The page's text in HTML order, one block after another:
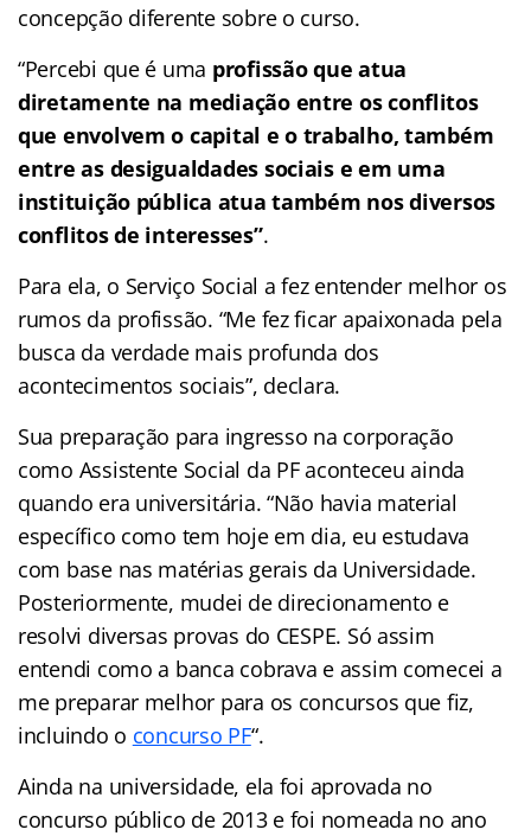
concepção diferente sobre o curso.
“Percebi que é uma profissão que atua
diretamente na mediação entre os conflitos
que envolvem o capital e o trabalho, também
entre as desigualdades sociais e em uma
instituição pública atua também nos diversos
conflitos de interesses”.
Para ela, o Serviço Social a fez entender melhor os
rumos da profissão. “Me fez ficar apaixonada pela
busca da verdade mais profunda dos
acontecimentos sociais”, declara.
Sua preparação para ingresso na corporação
como Assistente Social da PF aconteceu ainda
quando era universitária. “Não havia material
específico como tem hoje em dia, eu estudava
com base nas matérias gerais da Universidade.
Posteriormente, mudei de direcionamento e
resolvi diversas provas do CESPE. Só assim
entendi como a banca cobrava e assim comecei a
me preparar melhor para os concursos que fiz,
incluindo o concurso PF“.
Ainda na universidade, ela foi aprovada no
concurso público de 2013 e foi nomeada no ano